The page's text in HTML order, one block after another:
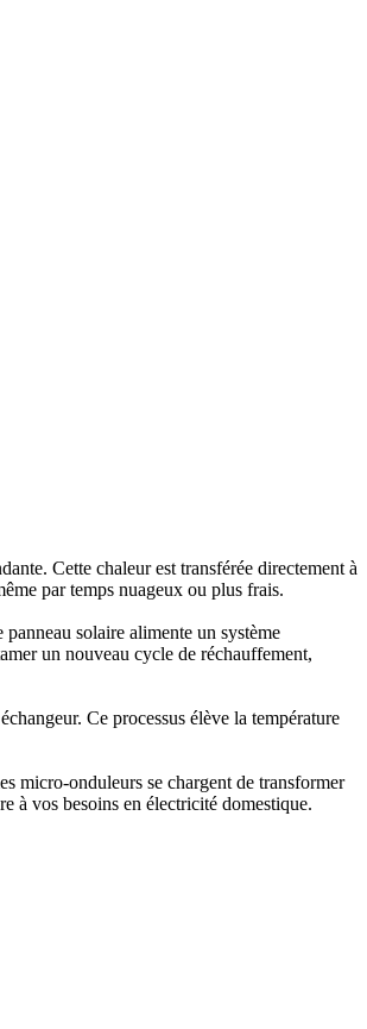
Cette chaleur est transférée directement à
par temps nuageux ou plus frais.
solaire alimente un système
un nouveau cycle de réchauffement,
Ce processus élève la température
micro-onduleurs se chargent de transformer
à vos besoins en électricité domestique.